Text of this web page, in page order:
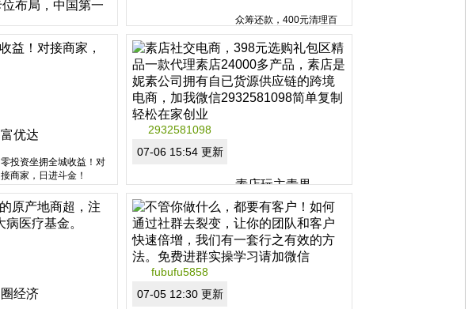
占位！
会，全球最大的网购平
台，在全球14个国家和地
区运营10年，即将在中国
大陆开业
艾多美布局86个国家风靡
全球
分类：非拿牌直销
区域：北京市
众筹还款，400元清理百
万债务。零风险，直推两
人马上回本，直推无限。
分类：非拿牌直销
富优达
零投资坐拥全城收益！对
接商家，日进斗金！
2932581098
07-06 15:54 更新
素店玩主青果
素店社交电商，398元选
购礼包区精品一款代理素
店24000多产品，素店是
妮素公司拥有自已货源供
应链的跨境电商，加我微
圈经济
fubufu5858
07-05 12:30 更新